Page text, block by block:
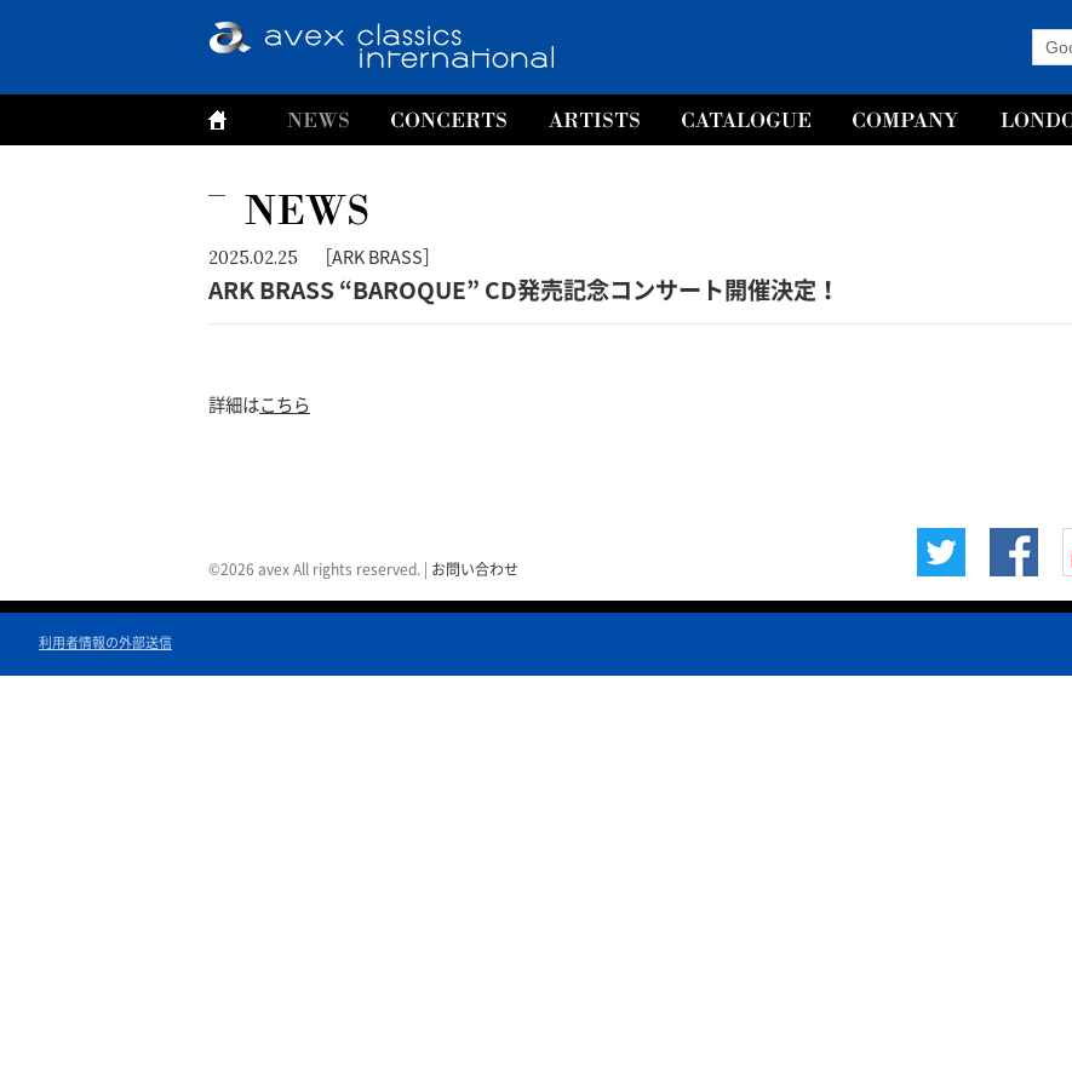
2025.02.25 ［ARK BRASS］
ARK BRASS “BAROQUE” CD発売記念コンサート開催決定！
詳細はこちら
©2026 avex All rights reserved. お問い合わせ
利用者情報の外部送信